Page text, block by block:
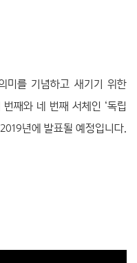
미를 기념하고 새기기 위한
번째와 네 번째 서체인 ‘독립
년에 발표될 예정입니다.